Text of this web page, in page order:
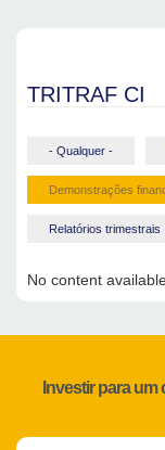
TRITRAF CI
- Qualquer -
Demonstrações
Relatórios trimestrais
No content
Investir para